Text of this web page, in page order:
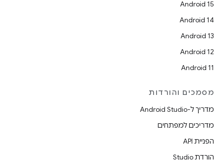
Android 15
Android 14
Android 13
Android 12
Android 11
מסמכים והורדות
מדריך ל-Android Studio
מדריכים למפתחים
הפניית API
הורדת Studio